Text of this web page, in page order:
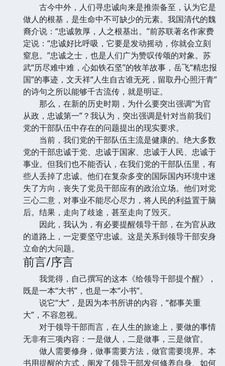
古今中外，人们寻忠诚向来是推崇备至，认为它是
做人的根基，是生命中不可缺少的元素。我国清代的魏
裔介说：“忠诚敦厚，人之根基出。”前苏联著名作家费
定说：“忠诚好比呼吸，它要是发动摇动，你就会立刻
窒息。”忠诚之士，也是人们广为赞叹传颂的对象。苏
武“历尽难中难，心如铁石坚”的牧羊故事，岳飞“精忠报
国”的事迹，文天祥“人生自古谁无死，留取丹心照汗青”
的诗句之所以能够千古流传，就是明证。
那么，在新的历史时期，为什么要突出强调“为官
从政，忠诚第一”？我认为，突出强调是针对当前我们
党的干部队伍中存在的问题提出的现实要求。
当前，我们党的干部队伍主流是健康的。绝大多数
党的干部忠诚于党、忠诚于国家、忠诚于人民、忠诚于
事业。但我们也不能否认，在我们党的干部队伍里，有
些人丢掉了忠诚。他们在复杂多变的国际国内环境中迷
失了方向，丧失了党员干部应有的政治立场。他们对党
三心二意，对事业不能尽心尽力，将人民的利益置于脑
后。结果，走向了歧途，甚至走向了毁灭。
因此，我认为，有必要提醒领导干部，在为官从政
的道路上，一定要坚守忠诚。这是关系到领导干部安身
立命的大问题。
前言/序言
我觉得，自己撰写的这本《给领导干部提个醒》，
既是一本“大书”，也是一本“小书”。
说它“大”，是因为本书所讲的内容，“都事关重
大”，不容忽视。
对于领导干部而言，在人生的旅途上，要做的事情
无非有三项内容：一是做人，二是做事，三是做官。
做人需要修身，做事需要方法，做官需要境界。本
书用提醒的方式，阐发了领导干部发何修养自身、如何